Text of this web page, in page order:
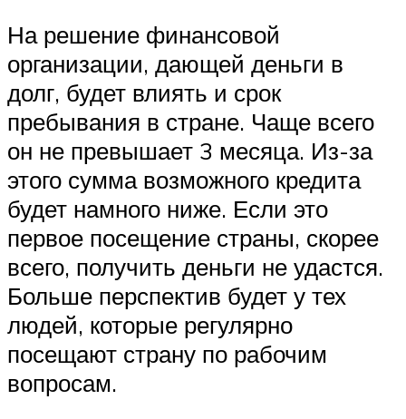
На решение финансовой
организации, дающей деньги в
долг, будет влиять и срок
пребывания в стране. Чаще всего
он не превышает 3 месяца. Из-за
этого сумма возможного кредита
будет намного ниже. Если это
первое посещение страны, скорее
всего, получить деньги не удастся.
Больше перспектив будет у тех
людей, которые регулярно
посещают страну по рабочим
вопросам.